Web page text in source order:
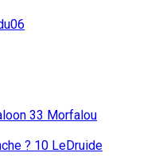
33 Morfalou
? 10 LeDruide